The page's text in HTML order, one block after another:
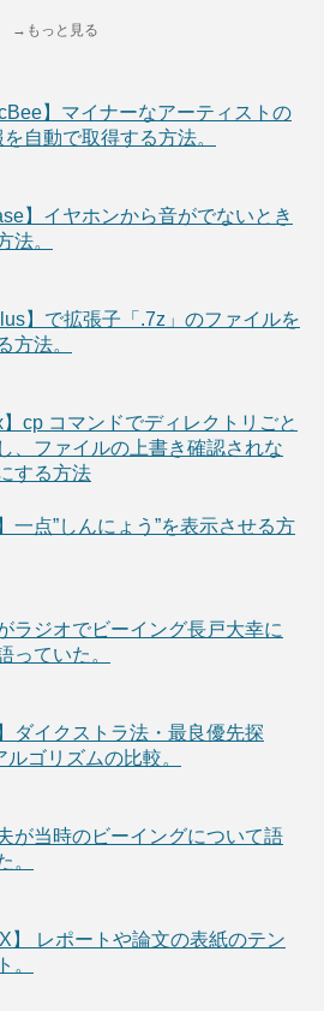
→もっと見る
】マイナーなアーティストの
自動で取得する方法。
】イヤホンから音がでないとき
法。
】で拡張子「.7z」のファイルを
方法。
】cp コマンドでディレクトリごと
、ファイルの上書き確認されな
する方法
一点”しんにょう”を表示させる方
ラジオでビーイング長戸大幸に
っていた。
ダイクストラ法・最良優先探
ルゴリズムの比較。
が当時のビーイングについて語
。
】 レポートや論文の表紙のテン
。